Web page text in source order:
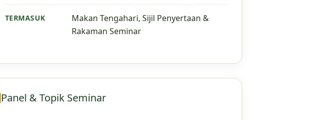
TERMASUK
Makan Tengahari, Sijil Penyertaan &
Rakaman Seminar
Panel & Topik Seminar